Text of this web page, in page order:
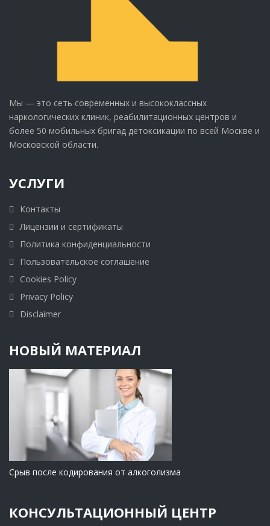
Мы — это сеть современных и высококлассных
наркологических клиник, реабилитационных центров и
более 50 мобильных бригад детоксикации по всей Москве и
Московской области.
УСЛУГИ
Контакты
Лицензии и сертификаты
Политика конфиденциальности
Пользовательское соглашение
Cookies Policy
Privacy Policy
Disclaimer
НОВЫЙ МАТЕРИАЛ
Срыв после кодирования от алкоголизма
КОНСУЛЬТАЦИОННЫЙ ЦЕНТР